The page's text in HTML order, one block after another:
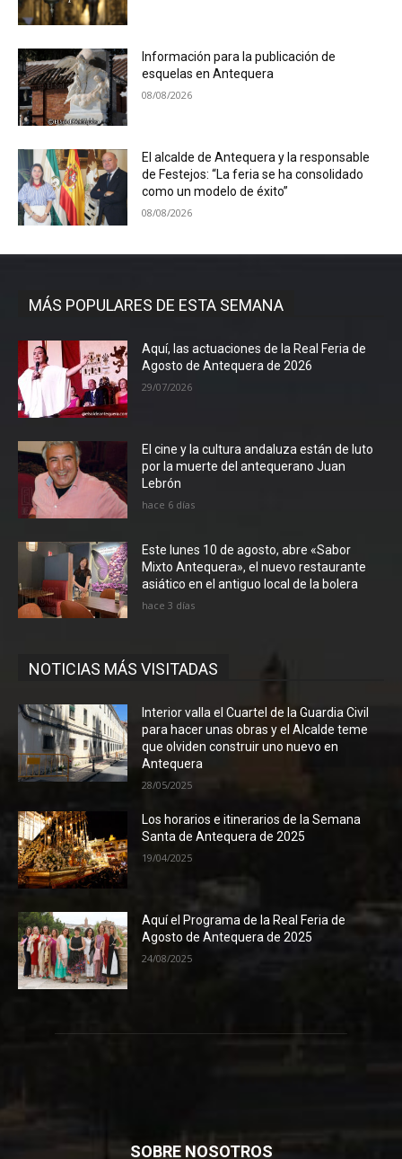
Información para la publicación de
esquelas en Antequera
08/08/2026
El alcalde de Antequera y la responsable
de Festejos: “La feria se ha consolidado
como un modelo de éxito”
08/08/2026
MÁS POPULARES DE ESTA SEMANA
Aquí, las actuaciones de la Real Feria de
Agosto de Antequera de 2026
29/07/2026
El cine y la cultura andaluza están de luto
por la muerte del antequerano Juan
Lebrón
hace 6 días
Este lunes 10 de agosto, abre «Sabor
Mixto Antequera», el nuevo restaurante
asiático en el antiguo local de la bolera
hace 3 días
NOTICIAS MÁS VISITADAS
Interior valla el Cuartel de la Guardia Civil
para hacer unas obras y el Alcalde teme
que olviden construir uno nuevo en
Antequera
28/05/2025
Los horarios e itinerarios de la Semana
Santa de Antequera de 2025
19/04/2025
Aquí el Programa de la Real Feria de
Agosto de Antequera de 2025
24/08/2025
SOBRE NOSOTROS